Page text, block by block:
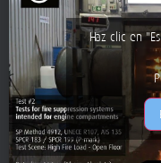
Haz clic en